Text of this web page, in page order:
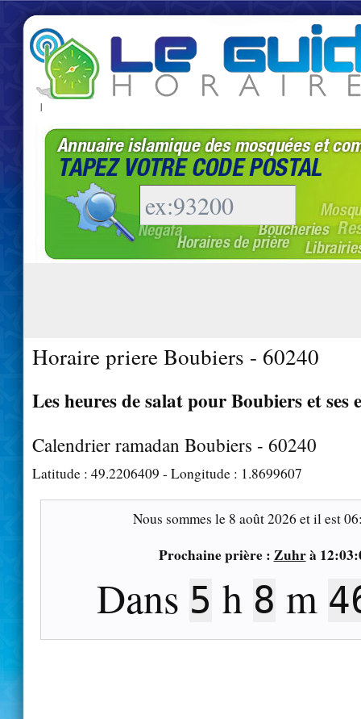
|
Horaire priere Boubiers - 60240
Les heures de salat pour Boubiers et ses
Calendrier ramadan Boubiers - 60240
Latitude : 49.2206409 - Longitude : 1.8699607
Nous sommes le 8 août 2026 et il est
Prochaine prière : Zuhrà
Dans 5 h 8 m